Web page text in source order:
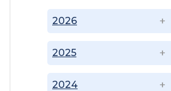
2024
2025
2026